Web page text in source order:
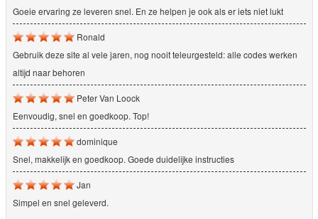
Goeie ervaring ze leveren snel. En ze helpen je ook als er iets niet lukt
Ronald
Gebruik deze site al vele jaren, nog nooit teleurgesteld: alle codes werken
altijd naar behoren
Peter Van Loock
Eenvoudig, snel en goedkoop. Top!
dominique
Snel, makkelijk en goedkoop. Goede duidelijke instructies
Jan
Simpel en snel geleverd.